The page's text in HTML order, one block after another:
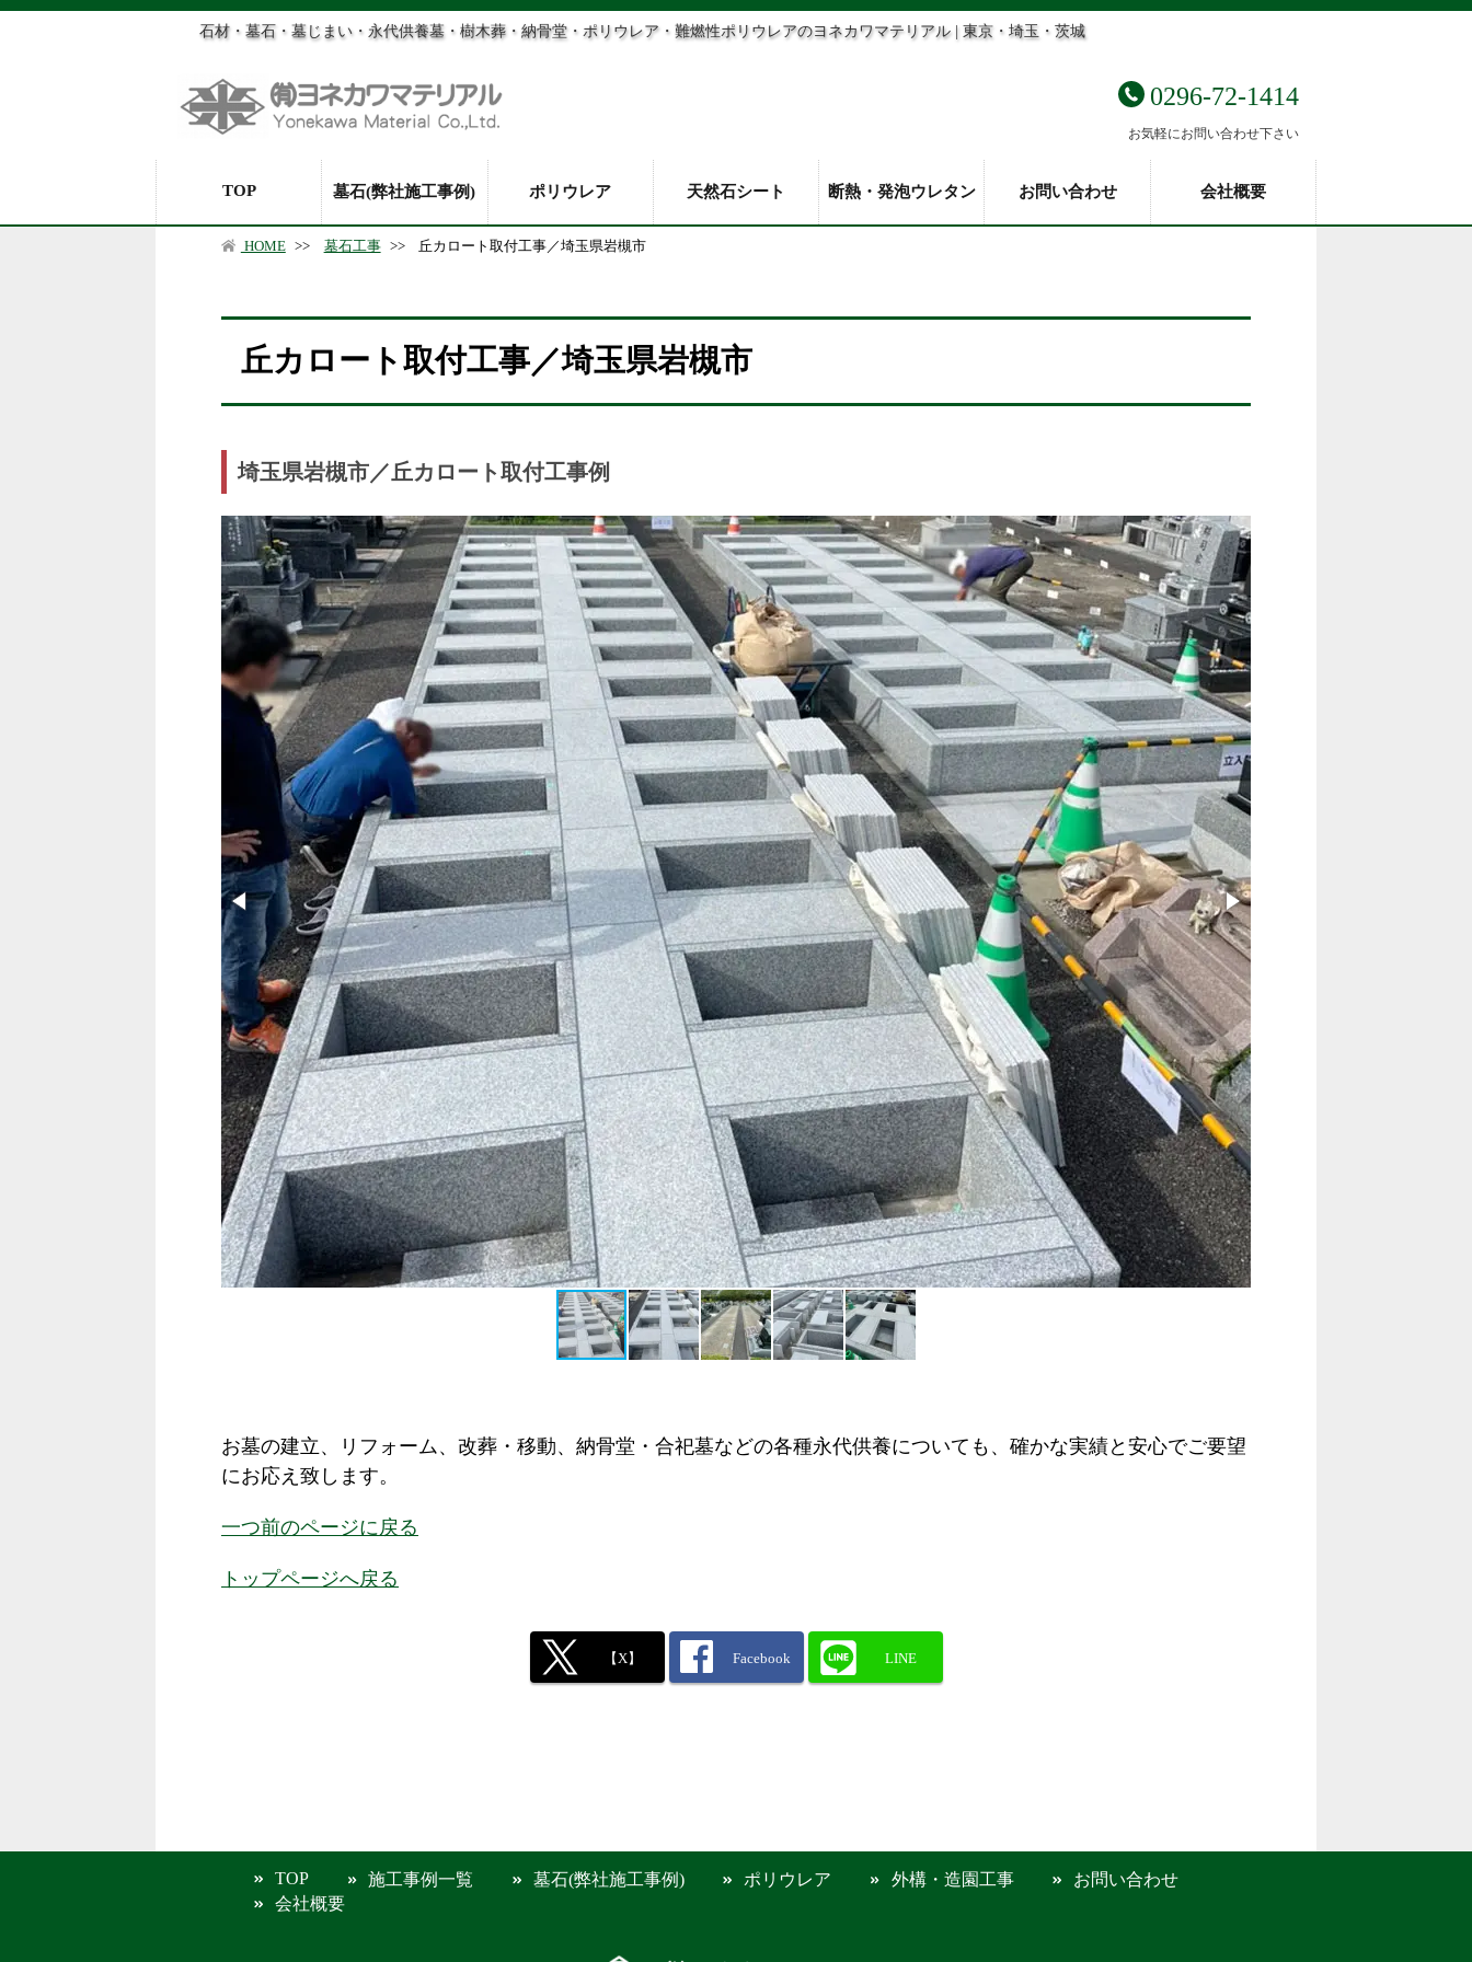
石材・墓石・墓じまい・永代供養墓・樹木葬・納骨堂・ポリウレア・難燃性ポリウレアのヨネカワマテリアル | 東京・埼玉・茨城
0296-72-1414
お気軽にお問い合わせ下さい
TOP 墓石(弊社施工事例) ポリウレア 天然石シート 断熱・発泡ウレタン お問い合わせ 会社概要
HOME >> 墓石工事 >> 丘カロート取付工事／埼玉県岩槻市
丘カロート取付工事／埼玉県岩槻市
埼玉県岩槻市／丘カロート取付工事例
お墓の建立、リフォーム、改葬・移動、納骨堂・合祀墓などの各種永代供養についても、確かな実績と安心でご要望
にお応え致します。
一つ前のページに戻る
トップページへ戻る
【X】 Facebook LINE
TOP 施工事例一覧 墓石(弊社施工事例) ポリウレア 外構・造園工事
お問い合わせ
会社概要